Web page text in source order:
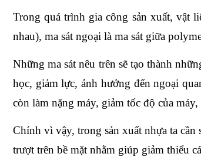
Trong quá trình gia công sản xuất, vật
nhau), ma sát ngoại là ma sát giữa
Những ma sát nêu trên sẽ tạo thành
học, giảm lực, ảnh hưởng đến ngoại
còn làm nặng máy, giảm tốc độ của
Chính vì vậy, trong sản xuất nhựa ta
trượt trên bề mặt nhằm giúp giảm thiểu